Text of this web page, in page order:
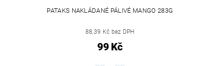
PATAKS NAKLÁDANÉ PÁLIVÉ MANGO 283G
88,39 Kč bez DPH
99 Kč